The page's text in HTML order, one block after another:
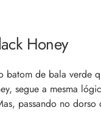
Honey
batom de bala verde
segue a mesma
passando no